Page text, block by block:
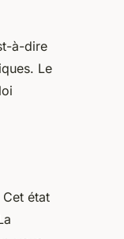
à-dire
Le
Cet état